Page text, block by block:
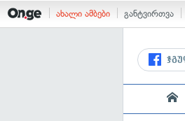
ახალი ამბები განტვირთვა